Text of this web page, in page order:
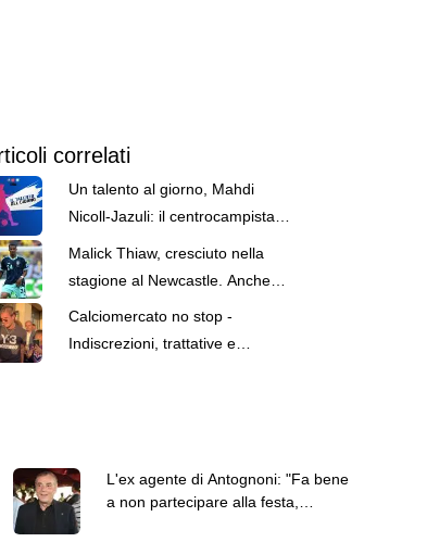
correlati
Un talento al giorno, Mahdi
Nicoll-Jazuli: il centrocampista
Malick Thiaw, cresciuto nella
stagione al Newcastle. Anche
meglio rispetto al Milan
Calciomercato no stop -
Indiscrezioni, trattative e
L'ex agente di Antognoni: "Fa bene
a non partecipare alla festa,